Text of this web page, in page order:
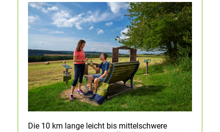
Die 10 km lange leicht bis mittelschwere